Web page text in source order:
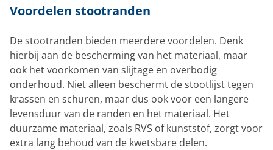
Voordelen stootranden
De stootranden bieden meerdere voordelen. Denk
hierbij aan de bescherming van het materiaal, maar
ook het voorkomen van slijtage en overbodig
onderhoud. Niet alleen beschermt de stootlijst tegen
krassen en schuren, maar dus ook voor een langere
levensduur van de randen en het materiaal. Het
duurzame materiaal, zoals RVS of kunststof, zorgt voor
extra lang behoud van de kwetsbare delen.